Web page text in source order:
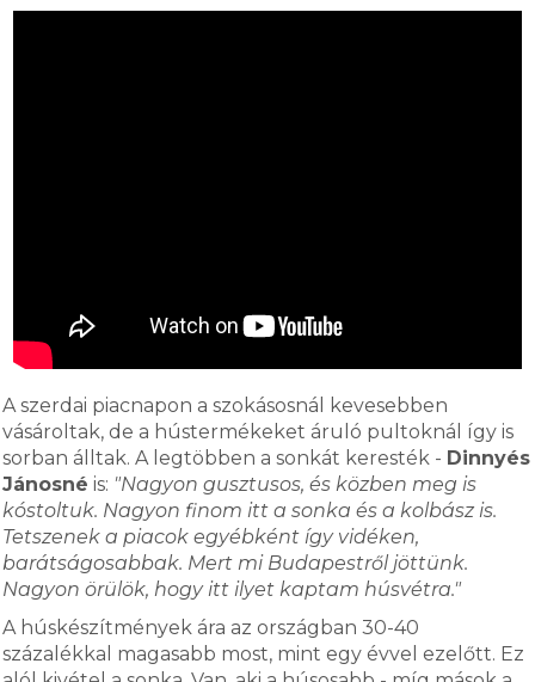
A szerdai piacnapon a szokásosnál kevesebben
vásároltak, de a hústermékeket áruló pultoknál így is
sorban álltak. A legtöbben a sonkát keresték - Dinnyés
Jánosné is: "Nagyon gusztusos, és közben meg is
kóstoltuk. Nagyon finom itt a sonka és a kolbász is.
Tetszenek a piacok egyébként így vidéken,
barátságosabbak. Mert mi Budapestről jöttünk.
Nagyon örülök, hogy itt ilyet kaptam húsvétra."
A húskészítmények ára az országban 30-40
százalékkal magasabb most, mint egy évvel ezelőtt. Ez